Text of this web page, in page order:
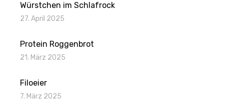
Würstchen im Schlafrock
27. April 2025
Protein Roggenbrot
21. März 2025
Filoeier
7. März 2025